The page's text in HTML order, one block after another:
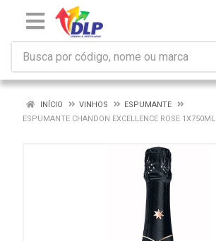
INÍCIO VINHOS
ESPUMANTE
ESPUMANTE CHANDON EXCELLENCE ROSE 1X750ML